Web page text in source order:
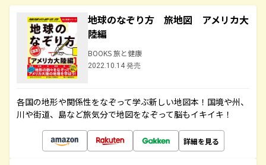
地球のなぞり方 旅地図 アメリカ大
陸編
BOOKS 旅と健康
2022.10.14 発売
各国の地形や関係性をなぞって学ぶ新しい地図本！国境や州、
川や街道、島など旅気分で地図をなぞって脳もイキイキ！
詳細を見る